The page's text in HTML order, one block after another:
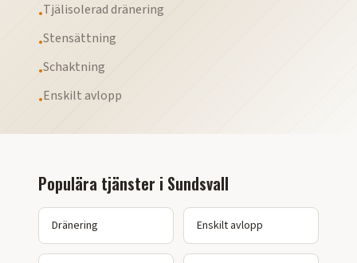
•Tjälisolerad dränering
•Stensättning
•Schaktning
•Enskilt avlopp
Populära tjänster i Sundsvall
Dränering Enskilt avlopp